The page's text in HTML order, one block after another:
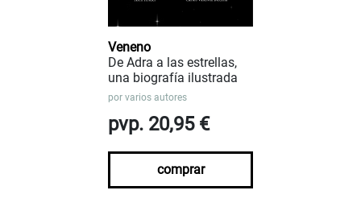
Veneno
De Adra a las estrellas,
una biografía ilustrada
por varios autores
pvp. 20,95 €
comprar